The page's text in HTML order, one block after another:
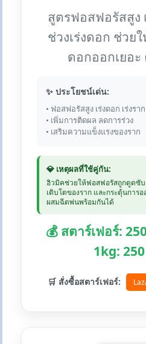
สูตรฟอสฟอรัสสูง
ช่วงเร่งดอก ช่วย
ดอกออกเยอ
✨ ประโยชน์เด่น:
• ฟอสฟอรัสสูง เร่งดอก เร่งราก
• เพิ่มการติดผล ลดการร่วง
• เสริมความแข็งแรงของราก
💎 เหตุผลที่ใช้คู่กัน:
ฮิวมิคช่วยให้ฟอสฟอรัสถูกดูดซับ
เติบโตของราก และกระตุ้นการ
ผสมฉีดพ่นพร้อมกันได้
💰 สตาร์เฟอร์:
1kg:
🛒 สั่งซื้อสตาร์เฟอร์: